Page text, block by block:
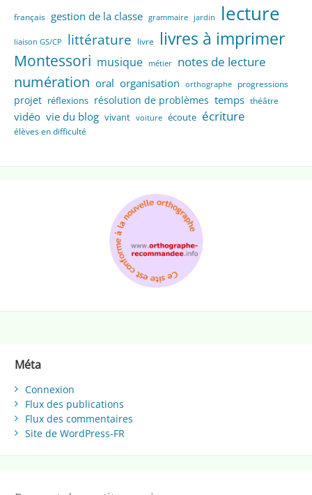
français gestion de la classe grammaire jardin lecture
liaison GS/CP littérature livre livres à imprimer
Montessori musique métier notes de lecture
numération oral organisation orthographe progressions
projet réflexions résolution de problèmes temps théâtre
vidéo vie du blog vivant voiture écoute écriture
élèves en difficulté
Méta
Connexion
Flux des publications
Flux des commentaires
Site de WordPress-FR